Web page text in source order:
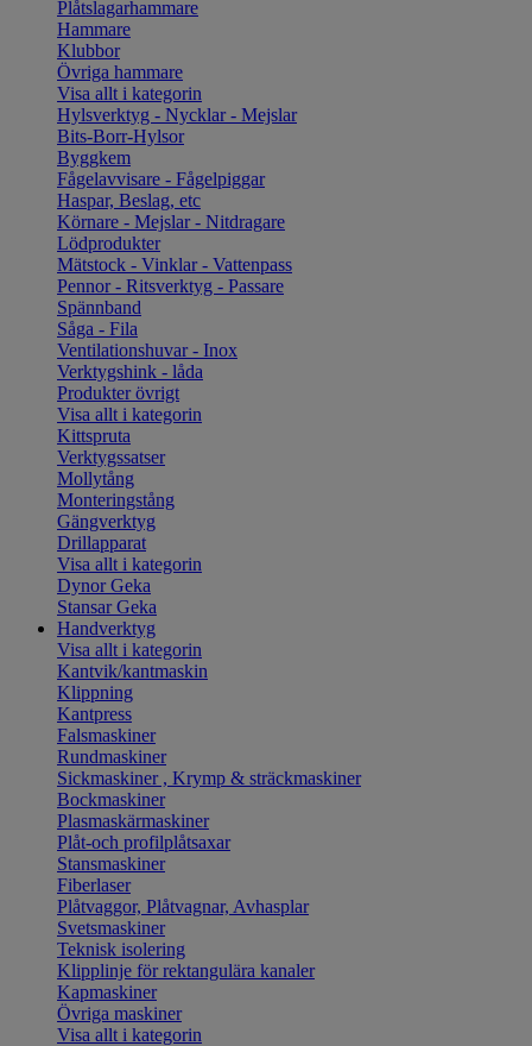
Plåtslagarhammare
Hammare
Klubbor
Övriga hammare
Visa allt i kategorin
Hylsverktyg - Nycklar - Mejslar
Bits-Borr-Hylsor
Byggkem
Fågelavvisare - Fågelpiggar
Haspar, Beslag, etc
Körnare - Mejslar - Nitdragare
Lödprodukter
Mätstock - Vinklar - Vattenpass
Pennor - Ritsverktyg - Passare
Spännband
Såga - Fila
Ventilationshuvar - Inox
Verktygshink - låda
Produkter övrigt
Visa allt i kategorin
Kittspruta
Verktygssatser
Mollytång
Monteringstång
Gängverktyg
Drillapparat
Visa allt i kategorin
Dynor Geka
Stansar Geka
Handverktyg
Visa allt i kategorin
Kantvik/kantmaskin
Klippning
Kantpress
Falsmaskiner
Rundmaskiner
Sickmaskiner , Krymp & sträckmaskiner
Bockmaskiner
Plasmaskärmaskiner
Plåt-och profilplåtsaxar
Stansmaskiner
Fiberlaser
Plåtvaggor, Plåtvagnar, Avhasplar
Svetsmaskiner
Teknisk isolering
Klipplinje för rektangulära kanaler
Kapmaskiner
Övriga maskiner
Visa allt i kategorin